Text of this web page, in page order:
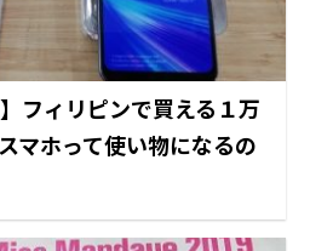
フィリピンで買える１万
マホって使い物になるの